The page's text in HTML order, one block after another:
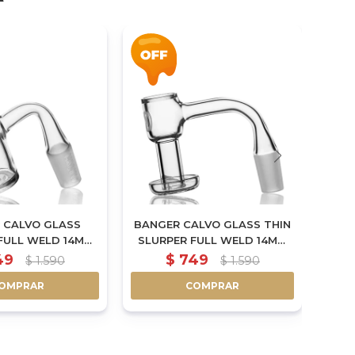
CALVO GLASS
WELD 14MM
$ 1.590
BANGER CALVO GLASS THIN
SLURPER FULL WELD 14MM
MACHO
$ 749 $ 1.590
COMPRAR